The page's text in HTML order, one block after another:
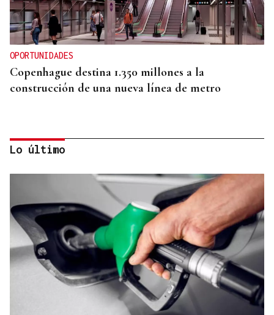
OPORTUNIDADES
Copenhague destina 1.350 millones a la
construcción de una nueva línea de metro
Las principales energéticas españolas arrancan
2026 con más beneficios y avanzan una nueva
ofensiva inversora
Lo último